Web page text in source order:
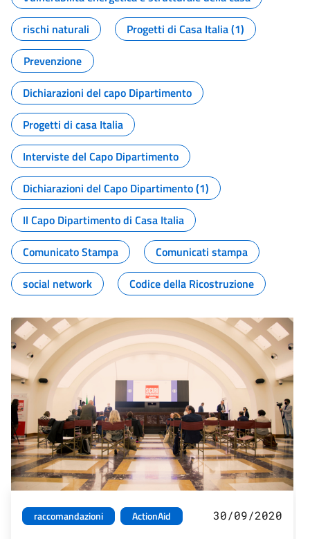
rischi naturali
Progetti di Casa Italia (1)
Prevenzione
Dichiarazioni del capo Dipartimento
Progetti di casa Italia
Interviste del Capo Dipartimento
Dichiarazioni del Capo Dipartimento (1)
Il Capo Dipartimento di Casa Italia
Comunicato Stampa
Comunicati stampa
social network
Codice della Ricostruzione
raccomandazioni ActionAid 30/09/2020